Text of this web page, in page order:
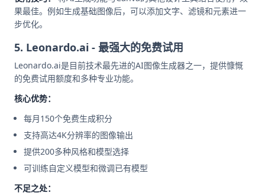
果最佳。例如生成基础图像后，可以添加文字、滤镜和元素进一
步优化。
5. Leonardo.ai - 最强大的免费试用
Leonardo.ai是目前技术最先进的AI图像生成器之一，提供慷慨
的免费试用额度和多种专业功能。
核心优势：
每月150个免费生成积分
支持高达4K分辨率的图像输出
提供200多种风格和模型选择
可训练自定义模型和微调已有模型
不足之处：